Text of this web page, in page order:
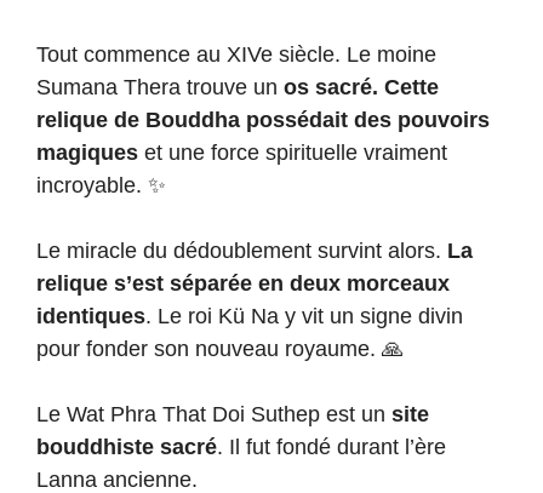
Tout commence au XIVe siècle. Le moine
Sumana Thera trouve un os sacré. Cette
relique de Bouddha possédait des pouvoirs
magiques et une force spirituelle vraiment
incroyable. ✨
Le miracle du dédoublement survint alors. La
relique s’est séparée en deux morceaux
identiques. Le roi Kü Na y vit un signe divin
pour fonder son nouveau royaume. 🙏
Le Wat Phra That Doi Suthep est un site
bouddhiste sacré. Il fut fondé durant l’ère
Lanna ancienne.